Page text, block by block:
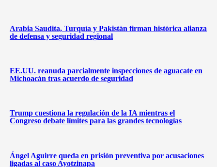
Arabia Saudita, Turquía y Pakistán firman histórica alianza
de defensa y seguridad regional
EE.UU. reanuda parcialmente inspecciones de aguacate en
Michoacán tras acuerdo de seguridad
Trump cuestiona la regulación de la IA mientras el
Congreso debate límites para las grandes tecnologías
Ángel Aguirre queda en prisión preventiva por acusaciones
ligadas al caso Ayotzinapa